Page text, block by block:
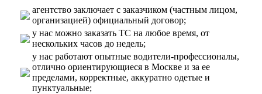
агентство заключает с заказчиком (частным лицом,
организацией) официальный договор;
у нас можно заказать ТС на любое время, от
нескольких часов до недель;
у нас работают опытные водители-профессионалы,
отлично ориентирующиеся в Москве и за ее
пределами, корректные, аккуратно одетые и
пунктуальные;